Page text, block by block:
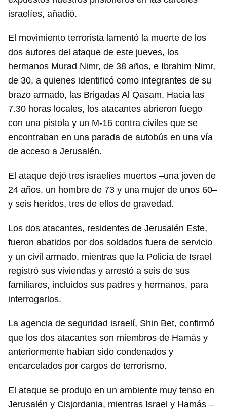
Guardar como favorito
Para poder guardar como favorito, primero has de
iniciar sesión con tu cuenta de 14ymedio.
israelíes, añadió.
El movimiento terrorista lamentó la muerte de los
dos autores del ataque de este jueves, los
hermanos Murad Nimr, de 38 años, e Ibrahim Nimr,
de 30, a quienes identificó como integrantes de su
brazo armado, las Brigadas Al Qasam. Hacia las
7.30 horas locales, los atacantes abrieron fuego
con una pistola y un M-16 contra civiles que se
encontraban en una parada de autobús en una vía
de acceso a Jerusalén.
El ataque dejó tres israelíes muertos –una joven de
24 años, un hombre de 73 y una mujer de unos 60–
y seis heridos, tres de ellos de gravedad.
Los dos atacantes, residentes de Jerusalén Este,
fueron abatidos por dos soldados fuera de servicio
y un civil armado, mientras que la Policía de Israel
registró sus viviendas y arrestó a seis de sus
familiares, incluidos sus padres y hermanos, para
interrogarlos.
La agencia de seguridad israelí, Shin Bet, confirmó
que los dos atacantes son miembros de Hamás y
anteriormente habían sido condenados y
encarcelados por cargos de terrorismo.
El ataque se produjo en un ambiente muy tenso en
Jerusalén y Cisjordania, mientras Israel y Hamás –